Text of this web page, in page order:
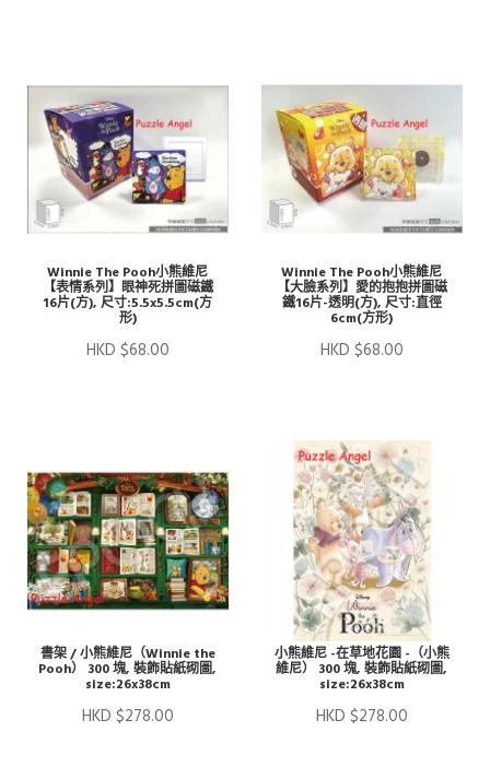
Winnie The Pooh小熊維尼
【表情系列】眼神死拼圖磁鐵
16片(方), 尺寸:5.5x5.5cm(方
形)
HKD $68.00
Winnie The Pooh小熊維尼
【大臉系列】愛的抱抱拼圖磁
鐵16片-透明(方), 尺寸:直徑
6cm(方形)
HKD $68.00
書架 / 小熊維尼（Winnie the
Pooh） 300 塊, 裝飾貼紙砌圖,
size:26x38cm
HKD $278.00
小熊維尼 -在草地花園 -（小熊
維尼） 300 塊, 裝飾貼紙砌圖,
size:26x38cm
HKD $278.00